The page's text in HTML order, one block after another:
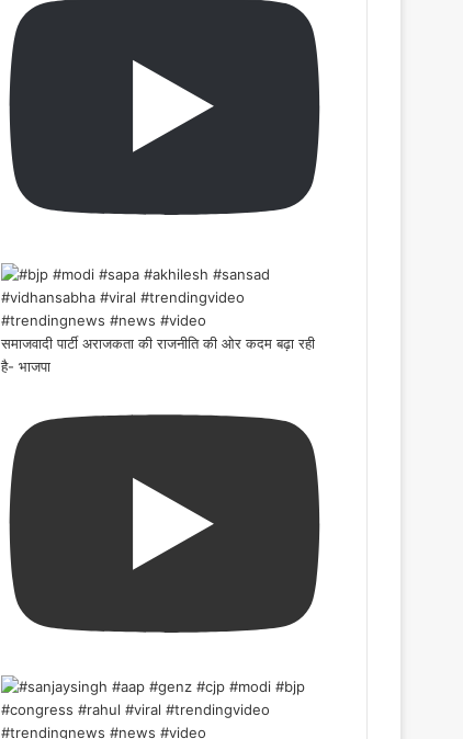
समाजवादी पार्टी अराजकता की राजनीति की ओर कदम बढ़ा रही
है- भाजपा